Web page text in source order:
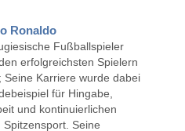
Ronaldo
Fußballspieler
erfolgreichsten Spielern
Seine Karriere wurde dabei
für Hingabe,
und kontinuierlichen
Spitzensport. Seine